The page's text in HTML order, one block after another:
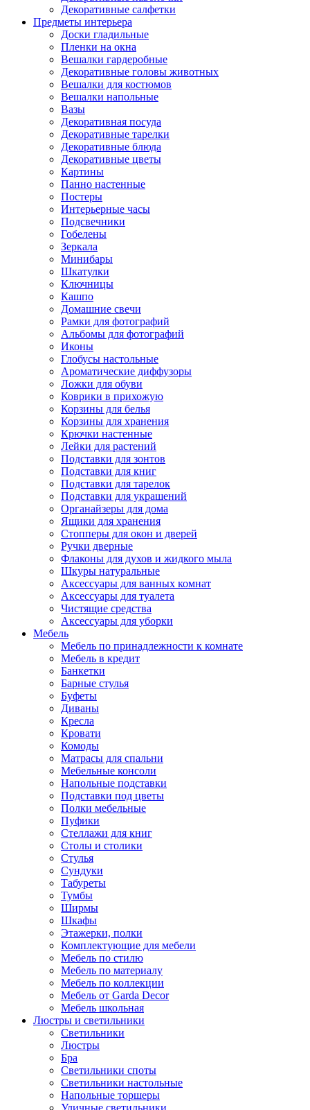
Декоративные салфетки
Предметы интерьера
Доски гладильные
Пленки на окна
Вешалки гардеробные
Декоративные головы животных
Вешалки для костюмов
Вешалки напольные
Вазы
Декоративная посуда
Декоративные тарелки
Декоративные блюда
Декоративные цветы
Картины
Панно настенные
Постеры
Интерьерные часы
Подсвечники
Гобелены
Зеркала
Минибары
Шкатулки
Ключницы
Кашпо
Домашние свечи
Рамки для фотографий
Альбомы для фотографий
Иконы
Глобусы настольные
Ароматические диффузоры
Ложки для обуви
Коврики в прихожую
Корзины для белья
Корзины для хранения
Крючки настенные
Лейки для растений
Подставки для зонтов
Подставки для книг
Подставки для тарелок
Подставки для украшений
Органайзеры для дома
Ящики для хранения
Стопперы для окон и дверей
Ручки дверные
Флаконы для духов и жидкого мыла
Шкуры натуральные
Аксессуары для ванных комнат
Аксессуары для туалета
Чистящие средства
Аксессуары для уборки
Мебель
Мебель по принадлежности к комнате
Мебель в кредит
Банкетки
Барные стулья
Буфеты
Диваны
Кресла
Кровати
Комоды
Матрасы для спальни
Мебельные консоли
Напольные подставки
Подставки под цветы
Полки мебельные
Пуфики
Стеллажи для книг
Столы и столики
Стулья
Сундуки
Табуреты
Тумбы
Ширмы
Шкафы
Этажерки, полки
Комплектующие для мебели
Мебель по стилю
Мебель по материалу
Мебель по коллекции
Мебель от Garda Decor
Мебель школьная
Люстры и светильники
Светильники
Люстры
Бра
Светильники споты
Светильники настольные
Напольные торшеры
Уличные светильники